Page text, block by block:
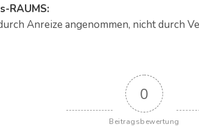
RAUMS:
Anreize angenommen, nicht durch
0
Beitragsbewertung